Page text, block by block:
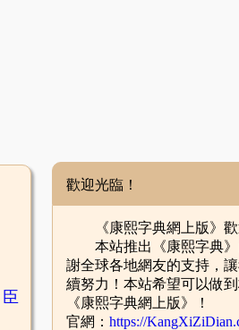
臣
歡迎光臨！
《康熙字典網上版》歡
本站推出《康熙字典》
謝全球各地網友的支持，
續努力！本站希望可以做
《康熙字典網上版》！
官網： https://